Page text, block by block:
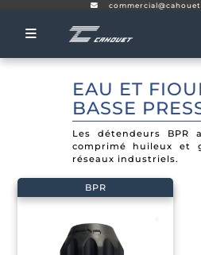
EAU ET
BASSE
Les détendeurs BPR
comprimé huileux et
réseaux industriels.
BPR